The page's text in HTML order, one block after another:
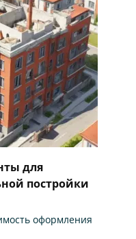
для
постройки
оформления